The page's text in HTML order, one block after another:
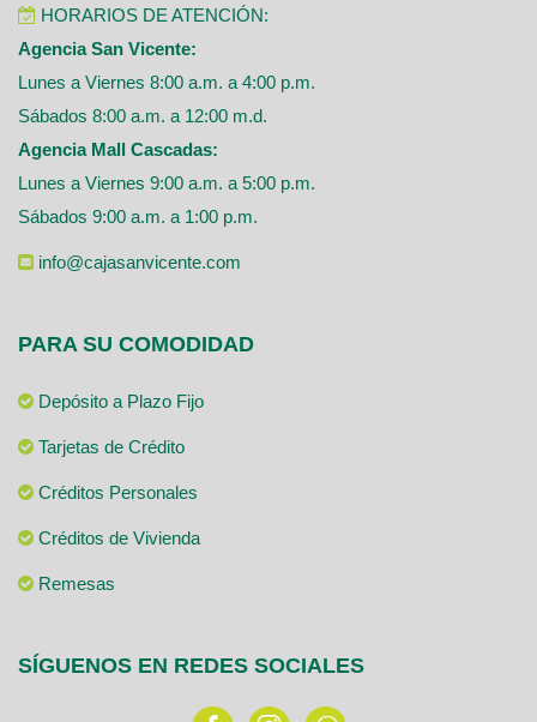
HORARIOS DE ATENCIÓN:
Agencia San Vicente:
Lunes a Viernes 8:00 a.m. a 4:00 p.m.
Sábados 8:00 a.m. a 12:00 m.d.
Agencia Mall Cascadas:
Lunes a Viernes 9:00 a.m. a 5:00 p.m.
Sábados 9:00 a.m. a 1:00 p.m.
info@cajasanvicente.com
PARA SU COMODIDAD
Depósito a Plazo Fijo
Tarjetas de Crédito
Créditos Personales
Créditos de Vivienda
Remesas
SÍGUENOS EN REDES SOCIALES